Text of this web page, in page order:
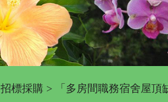
招標採購 > 「多房間職務宿舍屋頂